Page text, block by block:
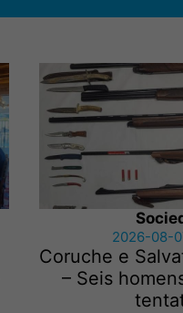
2026-08-
Coruche e
– Seis